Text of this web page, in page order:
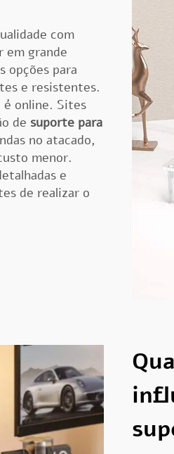
com
em grande
opções para
e resistentes.
online. Sites
de suporte para
no atacado,
menor.
e
de realizar o